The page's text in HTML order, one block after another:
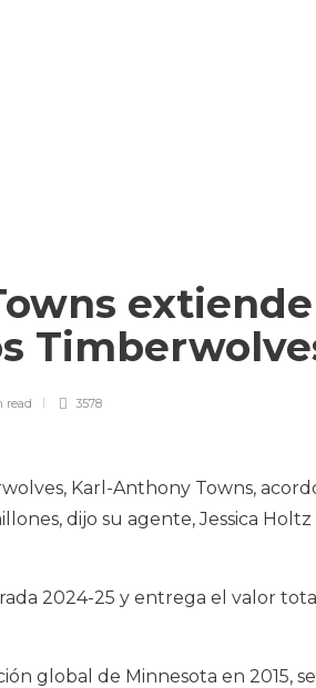
read 3578
Karl-Anthony Towns,
dijo su agente, Jessica Holtz
2024-25 y entrega el valor
global de Minnesota en 2015,